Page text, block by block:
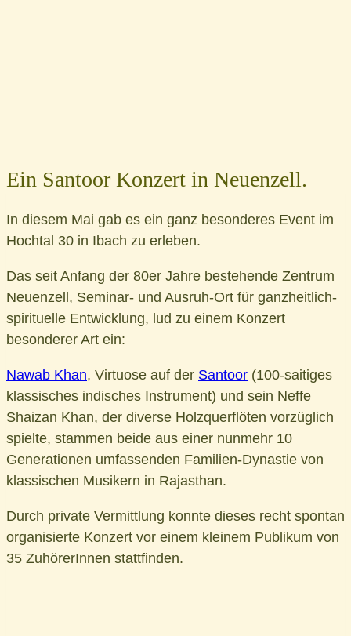
Ein Santoor Konzert in Neuenzell.
In diesem Mai gab es ein ganz besonderes Event im
Hochtal 30 in Ibach zu erleben.
Das seit Anfang der 80er Jahre bestehende Zentrum
Neuenzell, Seminar- und Ausruh-Ort für ganzheitlich-
spirituelle Entwicklung, lud zu einem Konzert
besonderer Art ein:
Nawab Khan, Virtuose auf der Santoor (100-saitiges
klassisches indisches Instrument) und sein Neffe
Shaizan Khan, der diverse Holzquerflöten vorzüglich
spielte, stammen beide aus einer nunmehr 10
Generationen umfassenden Familien-Dynastie von
klassischen Musikern in Rajasthan.
Durch private Vermittlung konnte dieses recht spontan
organisierte Konzert vor einem kleinem Publikum von
35 ZuhörerInnen stattfinden.